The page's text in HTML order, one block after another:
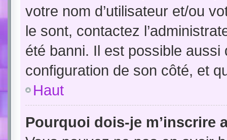
votre nom d’utilisateur et/ou
le sont, contactez
été banni. Il est possible aussi
configuration de son côté, et
Haut
Pourquoi dois-je m’inscrire